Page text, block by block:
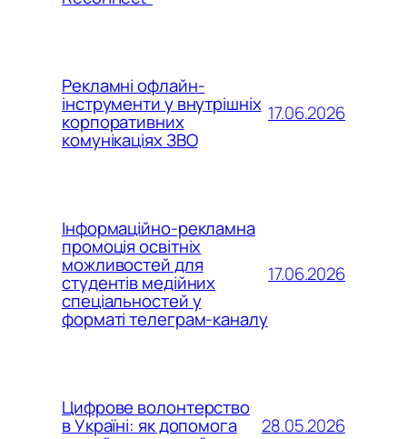
Рекламні офлайн-
інструменти у внутрішніх
корпоративних
комунікаціях ЗВО
17.06.2026
Інформаційно-рекламна
промоція освітніх
можливостей для
студентів медійних
спеціальностей у
форматі телеграм-каналу
17.06.2026
Цифрове волонтерство
в Україні: як допомога 28.05.2026